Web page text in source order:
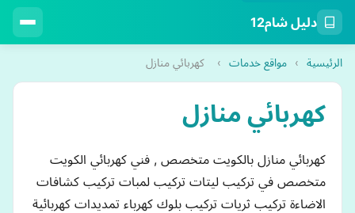
دليل شام12
الرئيسية › مواقع خدمات › كهربائي منازل
كهربائي منازل
كهربائي منازل بالكويت متخصص , فني كهربائي الكويت
متخصص في تركيب ليتات تركيب لمبات تركيب كشافات
الاضاءة تركيب ثريات تركيب بلوك كهرباء تمديدات كهربائية